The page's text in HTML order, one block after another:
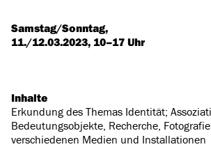
Samstag/Sonntag,
11./12.03.2023, 10–17 Uhr
Inhalte
Erkundung des Themas Identität;
Bedeutungsobjekte, Recherche,
verschiedenen Medien und Installationen